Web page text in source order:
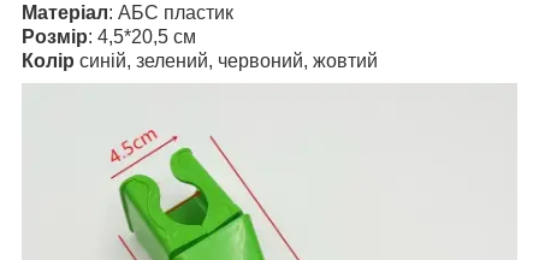
Матеріал: АБС пластик
Розмір: 4,5*20,5 см
Колір синій, зелений, червоний, жовтий